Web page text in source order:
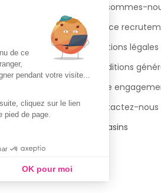
d’utilisation
Qui sommes-
Espace
Mentions légales
Conditions
Notre
Contactez-nous
Magasins
de ce
pendant votre visite...
cliquez sur le lien
pied de page.
OK pour moi